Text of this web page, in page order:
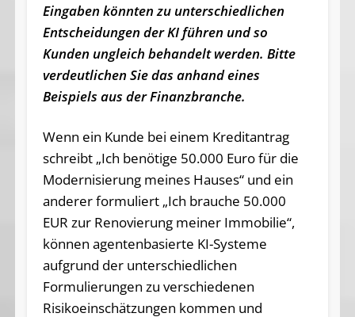
Eingaben könnten zu unterschiedlichen
Entscheidungen der KI führen und so
Kunden ungleich behandelt werden. Bitte
verdeutlichen Sie das anhand eines
Beispiels aus der Finanzbranche.
Wenn ein Kunde bei einem Kreditantrag
schreibt „Ich benötige 50.000 Euro für die
Modernisierung meines Hauses“ und ein
anderer formuliert „Ich brauche 50.000
EUR zur Renovierung meiner Immobilie“,
können agentenbasierte KI-Systeme
aufgrund der unterschiedlichen
Formulierungen zu verschiedenen
Risikoeinschätzungen kommen und